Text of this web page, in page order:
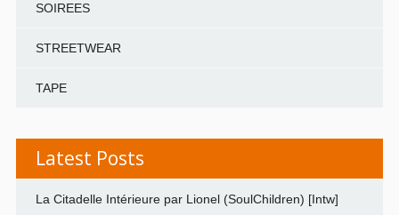
SOIREES
STREETWEAR
TAPE
Latest Posts
La Citadelle Intérieure par Lionel (SoulChildren) [Intw]